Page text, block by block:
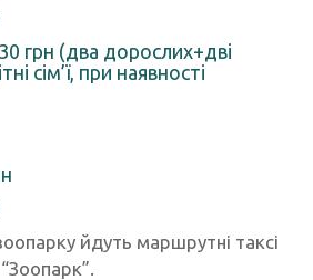
грн (два дорослих+дві
сім’ї, при наявності
йдуть маршрутні таксі